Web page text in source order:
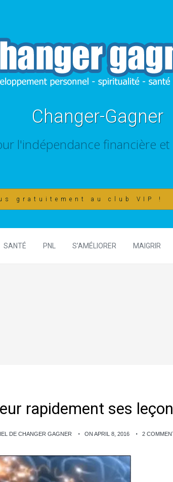
Changer-Gagner
l'indépendance financière
gratuitement au club VIP !
SANTÉ PNL S’AMÉLIORER MAIGRIR
rapidement ses
DE CHANGER GAGNER ON APRIL 8, 2016 2